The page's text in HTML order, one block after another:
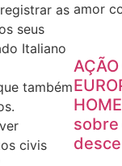
as
seus
Italiano
também
civis
amor
sobre